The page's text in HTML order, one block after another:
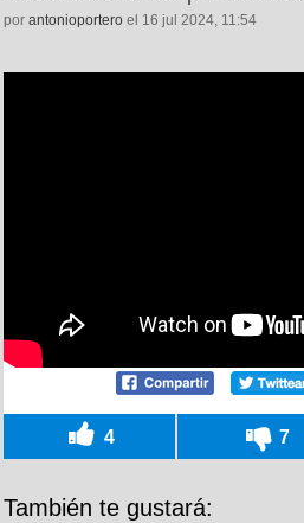
por antonioportero el 16 jul 2024, 11:54
4 7
También te gustará: